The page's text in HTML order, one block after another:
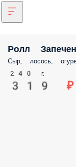
Ролл
Сыр, лосось,
240 г.
319 ₽